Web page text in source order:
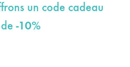
un code cadeau
de -10%